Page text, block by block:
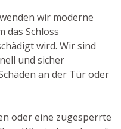
wir moderne
das Schloss
wird. Wir sind
und sicher
an der Tür oder
oder eine zugesperrte